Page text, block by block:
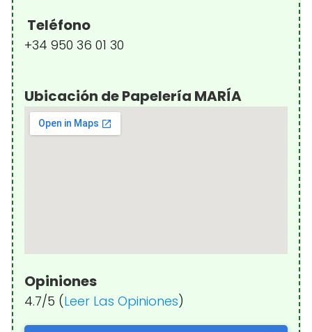
Teléfono
+34 950 36 01 30
Ubicación de Papelería MARÍA
Opiniones
4.7/5 (Leer Las Opiniones)